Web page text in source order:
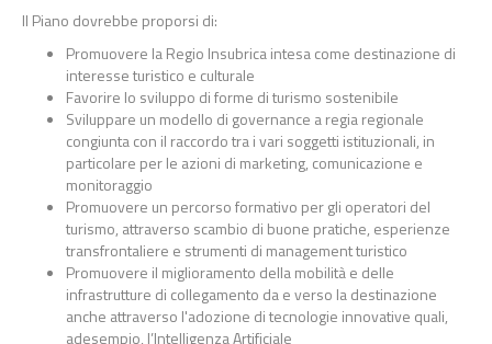
Il Piano dovrebbe proporsi di:
Promuovere la Regio Insubricaintesa come destinazione di
interesse turistico e culturale
Favorire lo sviluppo di forme di turismo sostenibile
Sviluppare un modello di governance a regia regionale
congiuntacon il raccordo tra i vari soggetti istituzionali, in
particolare per le azioni di marketing, comunicazione e
monitoraggio
Promuovere un percorso formativo per gli operatori del
turismo, attraverso scambio di buone pratiche, esperienze
transfrontaliere e strumenti di managementturistico
Promuovere il miglioramento della mobilità e delle
infrastrutture di collegamento da e verso la destinazione
anche attraverso l'adozione ditecnologie innovative quali,
adesempio, l’IntelligenzaArtificiale